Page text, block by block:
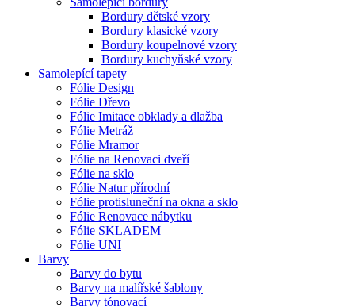
Bordury dětské vzory
Bordury klasické vzory
Bordury koupelnové vzory
Bordury kuchyňské vzory
Samolepící tapety
Fólie Design
Fólie Dřevo
Fólie Imitace obklady a dlažba
Fólie Metráž
Fólie Mramor
Fólie na Renovaci dveří
Fólie na sklo
Fólie Natur přírodní
Fólie protisluneční na okna a sklo
Fólie Renovace nábytku
Fólie SKLADEM
Fólie UNI
Barvy
Barvy do bytu
Barvy na malířské šablony
Barvy tónovací